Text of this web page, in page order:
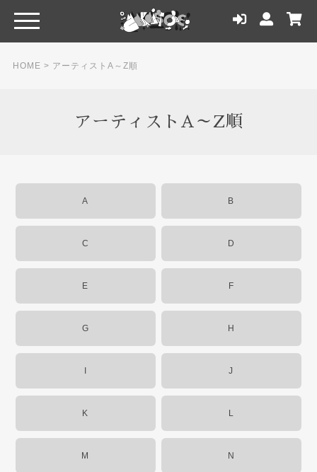
HOME > アーティストA～Z順
アーティストA～Z順
A B
C D
E F
G H
J
K L
M N